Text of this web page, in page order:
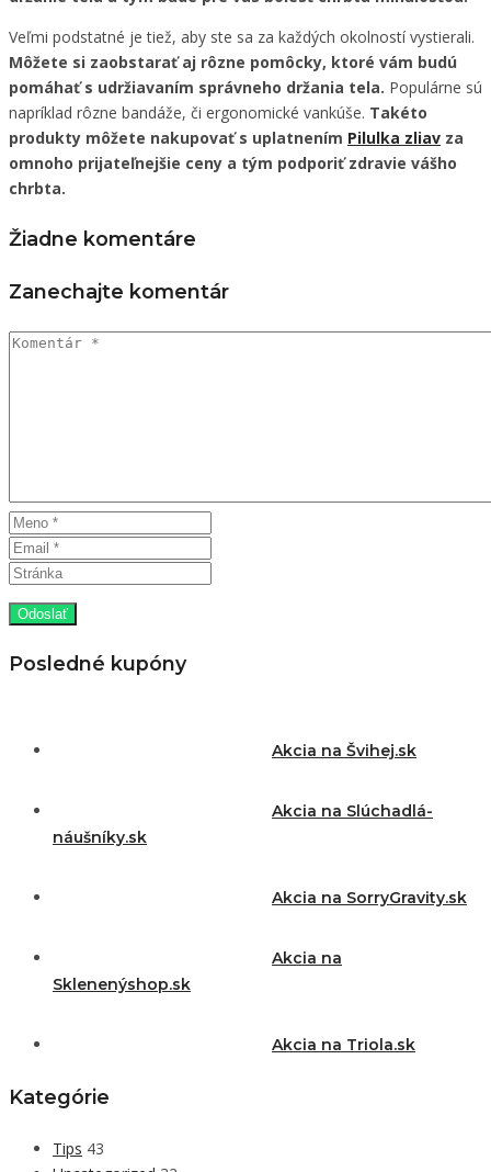
Veľmi podstatné je tiež, aby ste sa za každých okolností vystierali.
Môžete si zaobstarať aj rôzne pomôcky, ktoré vám budú
pomáhať s udržiavaním správneho držania tela. Populárne sú
napríklad rôzne bandáže, či ergonomické vankúše. Takéto
produkty môžete nakupovať s uplatnením Pilulka zliav za
omnoho prijateľnejšie ceny a tým podporiť zdravie vášho
chrbta.
Žiadne komentáre
Zanechajte komentár
Posledné kupóny
Akcia na Švihej.sk
Akcia na Slúchadlá-
náušníky.sk
Akcia na SorryGravity.sk
Akcia na
Sklenenýshop.sk
Akcia na Triola.sk
Kategórie
Tips 43